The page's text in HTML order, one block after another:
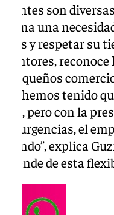
son
una
y respetar su
Pintores,
pequeños
y hemos tenido
pero con la
urgencias, el
explica
de esta